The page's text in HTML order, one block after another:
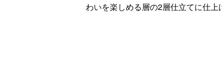
わいを楽しめる層の2層仕立てに仕上